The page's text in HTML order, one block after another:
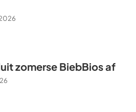
zomerse BiebBios af